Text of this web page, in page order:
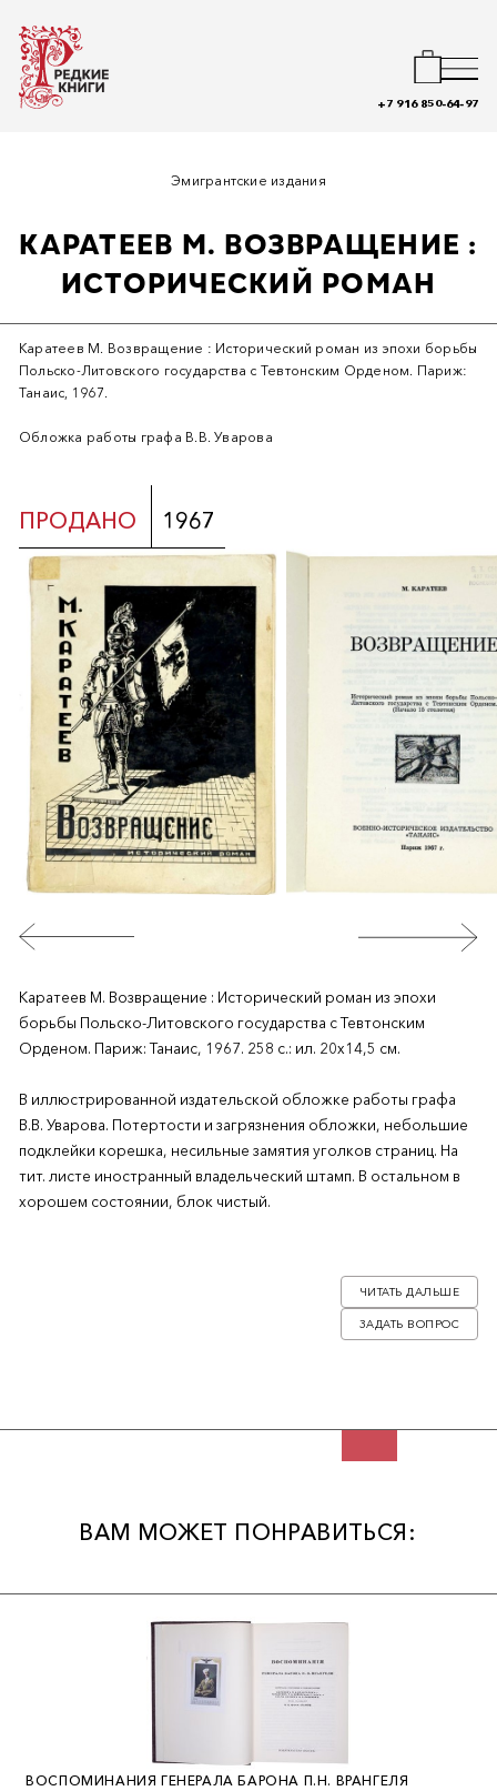
+7 916 850-64-97
Эмигрантские издания
КАРАТЕЕВ М. ВОЗВРАЩЕНИЕ :
ИСТОРИЧЕСКИЙ РОМАН
Каратеев М. Возвращение : Исторический роман из эпохи борьбы
Польско-Литовского государства с Тевтонским Орденом. Париж:
Танаис, 1967.
Обложка работы графа В.В. Уварова
ПРОДАНО 1967
Каратеев М. Возвращение : Исторический роман из эпохи
борьбы Польско-Литовского государства с Тевтонским
Орденом. Париж: Танаис, 1967. 258 с.: ил. 20х14,5 см.
В иллюстрированной издательской обложке работы графа
В.В. Уварова. Потертости и загрязнения обложки, небольшие
подклейки корешка, несильные замятия уголков страниц. На
тит. листе иностранный владельческий штамп. В остальном в
хорошем состоянии, блок чистый.
Каратеева (1904-1978). Романы, входящие в цикл, являются
отдельными самостоятельными произведениями. В России в
советское время произведения Каратеева не издавались,
ЗАДАТЬ ВОПРОС
ЧИТАТЬ ДАЛЬШЕ
ВАМ МОЖЕТ ПОНРАВИТЬСЯ:
ВОСПОМИНАНИЯ ГЕНЕРАЛА БАРОНА П.Н. ВРАНГЕЛЯ